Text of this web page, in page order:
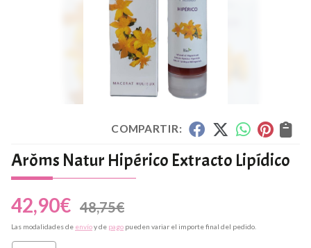
COMPARTIR:
Arôms Natur Hipérico Extracto Lipídico
42,90€ 48,75€
Las modalidades de envíoy de pago pueden variar el importe final del pedido.